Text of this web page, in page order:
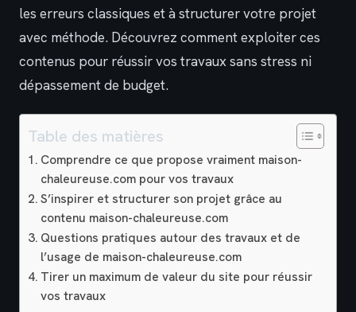
les erreurs classiques et à structurer votre projet
avec méthode. Découvrez comment exploiter ces
contenus pour réussir vos travaux sans stress ni
dépassement de budget.
Table des matières
Comprendre ce que propose vraiment maison-
chaleureuse.com pour vos travaux
S’inspirer et structurer son projet grâce au
contenu maison-chaleureuse.com
Questions pratiques autour des travaux et de
l’usage de maison-chaleureuse.com
Tirer un maximum de valeur du site pour réussir
vos travaux